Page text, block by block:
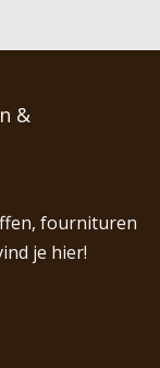
&
fournituren
je hier!